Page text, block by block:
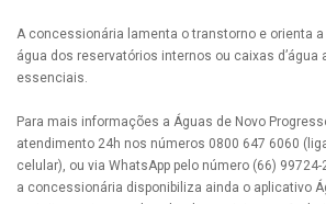
A concessionária lamenta o transtorno e orienta
água dos reservatórios internos ou caixas d’água
essenciais.
Para mais informações a Águas de Novo
atendimento 24h nos números 0800 647 6060
celular), ou via WhatsApp pelo número (66)
a concessionária disponibiliza ainda o aplicativo